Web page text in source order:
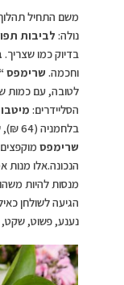
משם התחיל
נולה: לביבות
בדיוק כמו שצריך.
וחכמה. שרימפס
לטובה, עם כמות
הסליידרים:
בלחמניה (64 ₪), שנמסות בפה בדיוק הנכון, ו
שרימפס
הנכונה.אלו מנות
מנסות להיות
הגיעה לשולחן
נענע, פשוט,